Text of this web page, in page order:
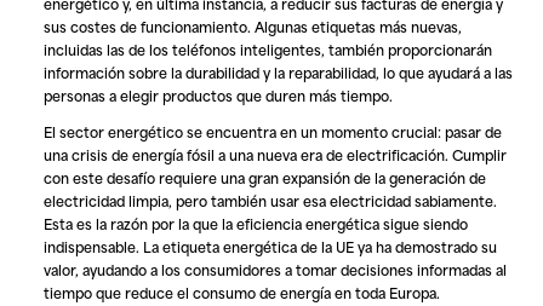
sus costes de funcionamiento. Algunas etiquetas más nuevas,
incluidas las de los teléfonos inteligentes, también proporcionarán
información sobre la durabilidad y la reparabilidad, lo que ayudará a las
personas a elegir productos que duren más tiempo.
El sector energético se encuentra en un momento crucial: pasar de
una crisis de energía fósil a una nueva era de electrificación. Cumplir
con este desafío requiere una gran expansión de la generación de
electricidad limpia, pero también usar esa electricidad sabiamente.
Esta es la razón por la que la eficiencia energética sigue siendo
indispensable. La etiqueta energética de la UE ya ha demostrado su
valor, ayudando a los consumidores a tomar decisiones informadas al
tiempo que reduce el consumo de energía en toda Europa.